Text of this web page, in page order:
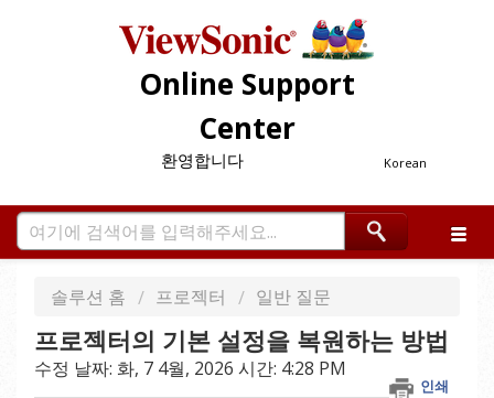
Online Support
Center
Korean
환영합니다
솔루션 홈 프로젝터 일반 질문
프로젝터의 기본 설정을 복원하는 방법
인쇄
수정 날짜: 화, 7 4월, 2026 시간: 4:28 PM